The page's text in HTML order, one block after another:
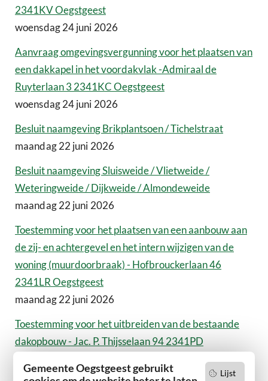
Lijst
Gemeente Oegstgeest gebruikt
2341KV Oegstgeest
woensdag 24 juni 2026
Aanvraag omgevingsvergunning voor het plaatsen van
een dakkapel in het voordakvlak -Admiraal de
Ruyterlaan 3 2341KC Oegstgeest
woensdag 24 juni 2026
Besluit naamgeving Brikplantsoen / Tichelstraat
maandag 22 juni 2026
Besluit naamgeving Sluisweide / Vlietweide /
Weteringweide / Dijkweide / Almondeweide
maandag 22 juni 2026
Toestemming voor het plaatsen van een aanbouw aan
de zij- en achtergevel en het intern wijzigen van de
woning (muurdoorbraak) - Hofbrouckerlaan 46
2341LR Oegstgeest
maandag 22 juni 2026
Toestemming voor het uitbreiden van de bestaande
dakopbouw - Jac. P. Thijsselaan 94 2341PD
maandag 22 juni 2026